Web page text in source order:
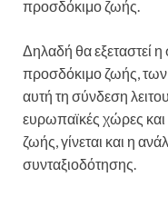
προσδόκιμο ζωής.
Δηλαδή θα εξεταστεί
προσδόκιμο ζωής,
αυτή τη σύνδεση
ευρωπαϊκές χώρες και
ζωής, γίνεται και η
συνταξιοδότησης.